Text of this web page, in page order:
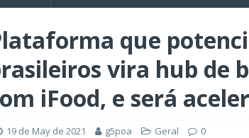
que
vira hub de
iFood, e será
19 de May de 2021 g5poa Geral 0